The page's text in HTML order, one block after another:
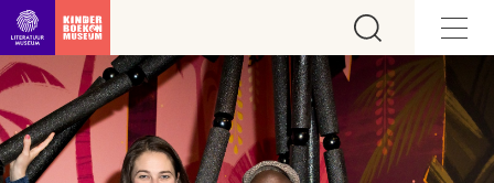
Ga direct naar inhoud